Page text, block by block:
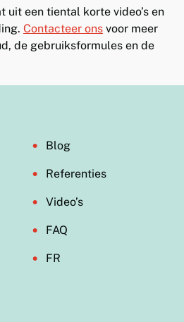
uit een tiental korte video’s en
Contacteer ons voor meer
de gebruiksformules en de
Blog
Referenties
Video’s
FAQ
FR